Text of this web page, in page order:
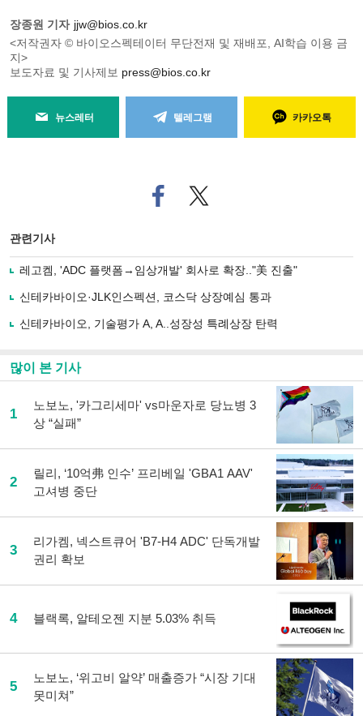
장종원 기자 jjw@bios.co.kr
<저작권자 © 바이오스펙테이터 무단전재 및 재배포, AI학습 이용 금
지>
보도자료 및 기사제보 press@bios.co.kr
뉴스레터 텔레그램 카카오톡
페
이
로
기
사
유
트위
터로
관련기사
레고켐, 'ADC 플랫폼→임상개발' 회사로 확장.."美 진출"
신테카바이오·JLK인스펙션, 코스닥 상장예심 통과
신테카바이오, 기술평가 A, A..성장성 특례상장 탄력
많이 본 기사
1
노보노, '카그리세마' vs마운자로 당뇨병 3
상 “실패”
2
릴리, ‘10억弗 인수’ 프리베일 'GBA1 AAV'
고셔병 중단
3
리가켐, 넥스트큐어 'B7-H4 ADC' 단독개발
권리 확보
4 블랙록, 알테오젠 지분 5.03% 취득
5
노보노, ‘위고비 알약’ 매출증가 “시장 기대
못미쳐”